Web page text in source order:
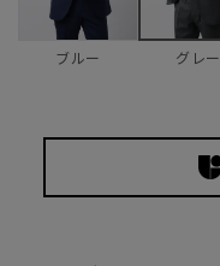
ブルー グレー